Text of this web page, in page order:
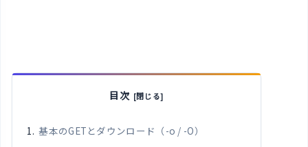
目次
基本のGETとダウンロード（-o / -O）